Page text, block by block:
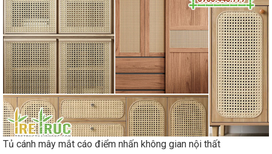
Tủ cánh mây mắt cáo điểm nhấn không gian nội thất